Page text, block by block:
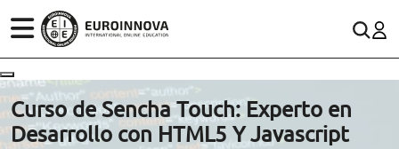
ÁREAS
ESTUDIOS
CONTACTO
(+34)958 050 200(gratuito en España)
Curso de Sencha Touch: Experto en
Desarrollo con HTML5 Y Javascript